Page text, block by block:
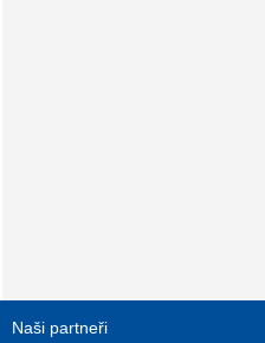
Naši partneři